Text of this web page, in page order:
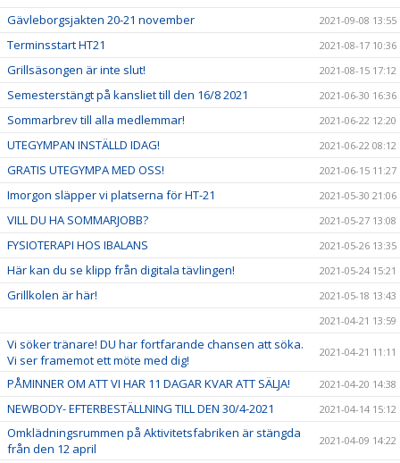
Gävleborgsjakten 20-21 november 2021-09-08 13:55
Terminsstart HT21 2021-08-17 10:36
Grillsäsongen är inte slut! 2021-08-15 17:12
Semesterstängt på kansliet till den 16/8 2021 2021-06-30 16:36
Sommarbrev till alla medlemmar! 2021-06-22 12:20
UTEGYMPAN INSTÄLLD IDAG! 2021-06-22 08:12
GRATIS UTEGYMPA MED OSS! 2021-06-15 11:27
Imorgon släpper vi platserna för HT-21 2021-05-30 21:06
VILL DU HA SOMMARJOBB? 2021-05-27 13:08
FYSIOTERAPI HOS IBALANS 2021-05-26 13:35
Här kan du se klipp från digitala tävlingen! 2021-05-24 15:21
Grillkolen är här!
2021-05-18 13:43
2021-04-21 13:59
Vi söker tränare! DU har fortfarande chansen att söka.
Vi ser framemot ett möte med dig!
2021-04-21 11:11
PÅMINNER OM ATT VI HAR 11 DAGAR KVAR ATT SÄLJA! 2021-04-20 14:38
NEWBODY- EFTERBESTÄLLNING TILL DEN 30/4-2021 2021-04-14 15:12
Omklädningsrummen på Aktivitetsfabriken är stängda
från den 12 april
2021-04-09 14:22